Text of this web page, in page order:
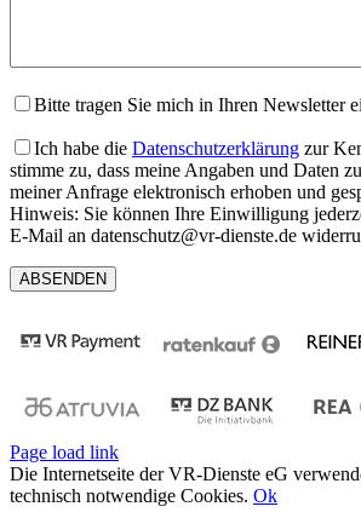
Bitte tragen Sie mich in Ihren Newsletter
Ich habe die Datenschutzerklärung zur
stimme zu, dass meine Angaben und Daten
meiner Anfrage elektronisch erhoben und
Hinweis: Sie können Ihre Einwilligung
E-Mail an datenschutz@vr-dienste.de
Page load link
Die Internetseite der VR-Dienste eG
technisch notwendige Cookies. Ok